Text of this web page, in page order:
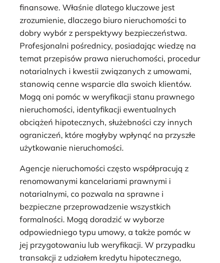
finansowe. Właśnie dlatego kluczowe jest
zrozumienie, dlaczego biuro nieruchomości to
dobry wybór z perspektywy bezpieczeństwa.
Profesjonalni pośrednicy, posiadając wiedzę na
temat przepisów prawa nieruchomości, procedur
notarialnych i kwestii związanych z umowami,
stanowią cenne wsparcie dla swoich klientów.
Mogą oni pomóc w weryfikacji stanu prawnego
nieruchomości, identyfikacji ewentualnych
obciążeń hipotecznych, służebności czy innych
ograniczeń, które mogłyby wpłynąć na przyszłe
użytkowanie nieruchomości.
Agencje nieruchomości często współpracują z
renomowanymi kancelariami prawnymi i
notarialnymi, co pozwala na sprawne i
bezpieczne przeprowadzenie wszystkich
formalności. Mogą doradzić w wyborze
odpowiedniego typu umowy, a także pomóc w
jej przygotowaniu lub weryfikacji. W przypadku
transakcji z udziałem kredytu hipotecznego,